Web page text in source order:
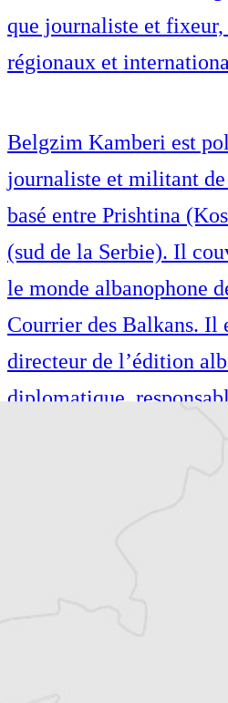
que journaliste et fixeur,
régionaux et
Belgzim Kamberi est
journaliste et militant
basé entre Prishtina
(sud de la Serbie). Il
le monde albanophone
Courrier des Balkans. Il
directeur de l’édition
diplomatique,